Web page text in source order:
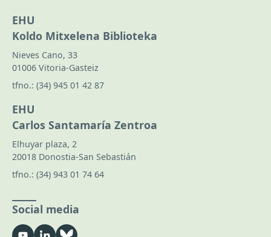
EHU
Koldo Mitxelena Biblioteka
Nieves Cano, 33
01006 Vitoria-Gasteiz
tfno.: (34) 945 01 42 87
EHU
Carlos Santamaría Zentroa
Elhuyar plaza, 2
20018 Donostia-San Sebastián
tfno.: (34) 943 01 74 64
Social media